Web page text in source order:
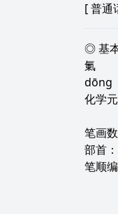
[普通
◎ 基
氭
dōng
化学
笔画
部首：
笔顺